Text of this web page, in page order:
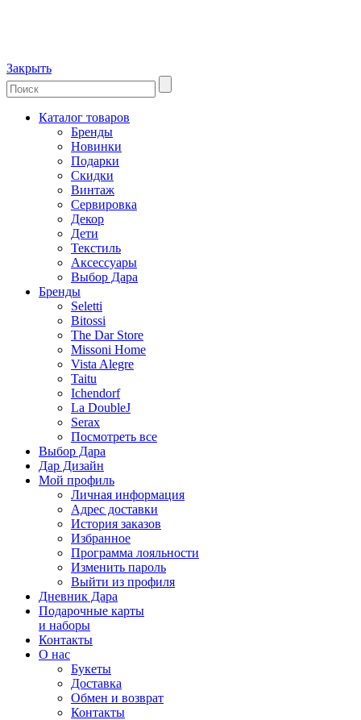
Закрыть
Каталог товаров
Бренды
Новинки
Подарки
Скидки
Винтаж
Сервировка
Декор
Дети
Текстиль
Аксессуары
Выбор Дара
Бренды
Seletti
Bitossi
The Dar Store
Missoni Home
Vista Alegre
Taitu
Ichendorf
La DoubleJ
Serax
Посмотреть все
Выбор Дара
Дар Дизайн
Мой профиль
Личная информация
Адрес доставки
История заказов
Избранное
Программа лояльности
Изменить пароль
Выйти из профиля
Дневник Дара
Подарочные карты
и наборы
Контакты
О нас
Букеты
Доставка
Обмен и возврат
Контакты